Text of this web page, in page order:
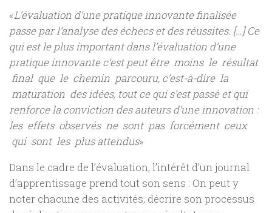
«L’évaluation d’une pratique innovante finalisée
passe par l’analyse des échecs et des réussites. […] Ce
qui est le plus important dans l’évaluation d’une
pratique innovante c’est peut être moins le résultat
final que le chemin parcouru, c’est-à-dire la
maturation des idées, tout ce qui s’est passé et qui
renforce la conviction des auteurs d’une innovation :
les effets observés ne sont pas forcément ceux
qui sont les plus attendus»
Dans le cadre de l’évaluation, l’intérêt d’un journal
d’apprentissage prend tout son sens : On peut y
noter chacune des activités, décrire son processus